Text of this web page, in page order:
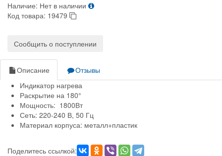
Наличие: Нет в наличии
Код товара: 19479
Сообщить о поступлении
Описание
Отзывы
Индикатор нагрева
Раскрытие на 180°
Мощность: 1800Вт
Сеть: 220-240 В, 50 Гц
Материал корпуса: металл+пластик
Поделитесь ссылкой: